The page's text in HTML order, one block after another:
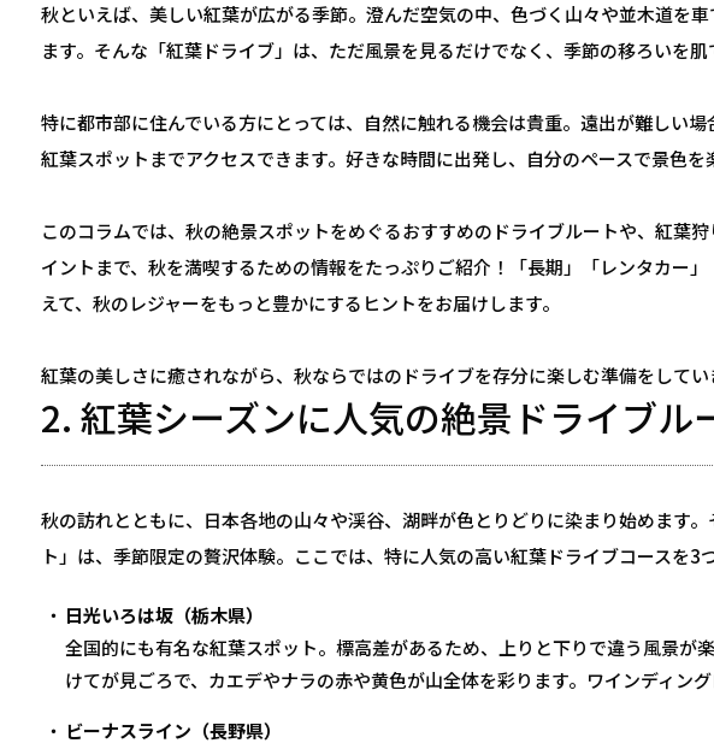
秋といえば、美しい紅葉が広がる季節。澄んだ空気の中、色づく山々や並木道を
ます。そんな「紅葉ドライブ」は、ただ風景を見るだけでなく、季節の移ろいを肌
特に都市部に住んでいる方にとっては、自然に触れる機会は貴重。遠出が難しい
紅葉スポットまでアクセスできます。好きな時間に出発し、自分のペースで景色を
このコラムでは、秋の絶景スポットをめぐるおすすめのドライブルートや、紅葉
イントまで、秋を満喫するための情報をたっぷりご紹介！「長期」「レンタカー
えて、秋のレジャーをもっと豊かにするヒントをお届けします。
紅葉の美しさに癒されながら、秋ならではのドライブを存分に楽しむ準備をしてい
2. 紅葉シーズンに人気の絶景ドライブル
秋の訪れとともに、日本各地の山々や渓谷、湖畔が色とりどりに染まり始めます
ト」は、季節限定の贅沢体験。ここでは、特に人気の高い紅葉ドライブコースを3
日光いろは坂（栃木県）
全国的にも有名な紅葉スポット。標高差があるため、上りと下りで違う風景が
けてが見ごろで、カエデやナラの赤や黄色が山全体を彩ります。ワインディン
ビーナスライン（長野県）